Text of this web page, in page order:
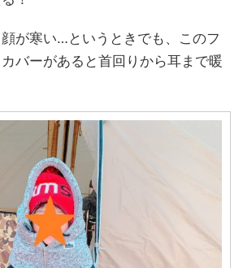
が寒い…というときでも、このフ
バーがあると首回りから耳まで暖